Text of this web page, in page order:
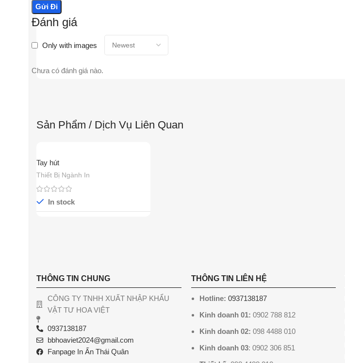
Đánh giá
Only with images
Chưa có đánh giá nào.
Sản Phẩm / Dịch Vụ Liên Quan
Tay hút
Thiết Bị Ngành In
In stock
THÔNG TIN CHUNG
CÔNG TY TNHH XUẤT NHẬP KHẨU
VẬT TƯ HOA VIỆT
0937138187
bbhoaviet2024@gmail.com
Fanpage In Ấn Thái Quân
THÔNG TIN LIÊN HỆ
Hotline: 0937138187
Kinh doanh 01: 0902 788 812
Kinh doanh 02: 098 4488 010
Kinh doanh 03: 0902 306 851